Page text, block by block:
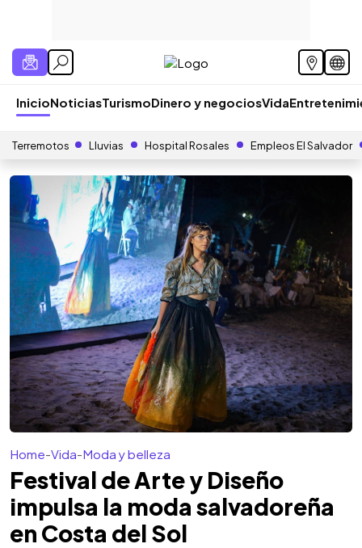
InicioNoticiasTurismoDinero y negociosVida
Terremotos Lluvias Hospital Rosales Empleos El Salvador
Home-Vida-Moda y belleza
Festival de Arte y Diseño
impulsa la moda salvadoreña
en Costa del Sol